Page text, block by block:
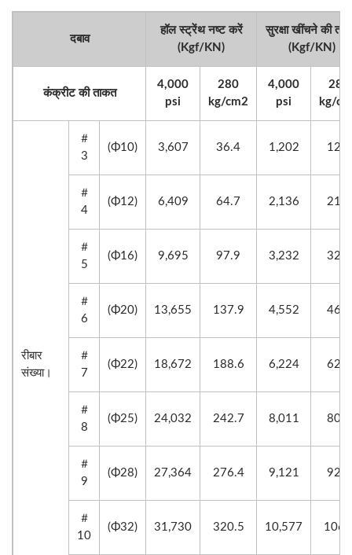
दबाव
हॉल स्ट्रेंथ नष्ट करें
(Kgf/KN)
सुरक्षा खींचने की
(Kgf/KN)
कंक्रीट की ताकत
4,000
psi
280
kg/cm2
4,000
psi
280
kg/
रीबार
संख्या।
＃
3
(Φ10) 3,607 36.4 1,202 12.1
＃
4
(Φ12) 6,409 64.7 2,136 21.6
＃
5
(Φ16) 9,695 97.9 3,232 32.6
＃
6
(Φ20) 13,655 137.9 4,552 46.0
＃
7
(Φ22) 18,672 188.6 6,224 62.9
＃
8
(Φ25) 24,032 242.7 8,011 80.9
＃
9
(Φ28) 27,364 276.4 9,121 92.1
＃
10
(Φ32) 31,730 320.5 10,577